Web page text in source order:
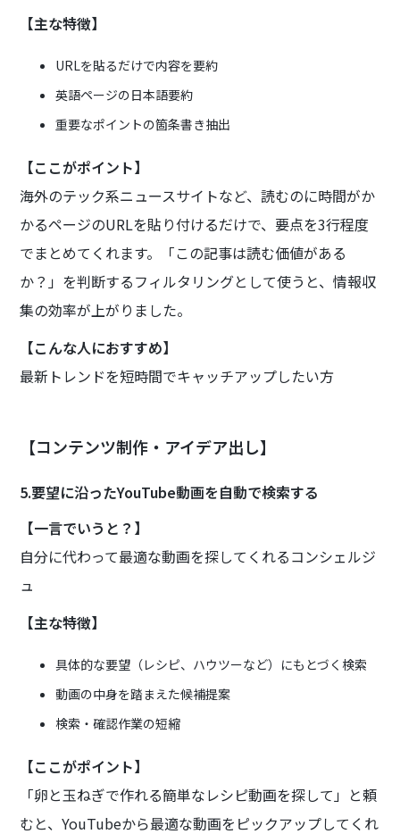
【主な特徴】
URLを貼るだけで内容を要約
英語ページの日本語要約
重要なポイントの箇条書き抽出
【ここがポイント】
海外のテック系ニュースサイトなど、読むのに時間がか
かるページのURLを貼り付けるだけで、要点を3行程度
でまとめてくれます。「この記事は読む価値がある
か？」を判断するフィルタリングとして使うと、情報収
集の効率が上がりました。
【こんな人におすすめ】
最新トレンドを短時間でキャッチアップしたい方
【コンテンツ制作・アイデア出し】
5.要望に沿ったYouTube動画を自動で検索する
【一言でいうと？】
自分に代わって最適な動画を探してくれるコンシェルジ
ュ
【主な特徴】
具体的な要望（レシピ、ハウツーなど）にもとづく検索
動画の中身を踏まえた候補提案
検索・確認作業の短縮
【ここがポイント】
「卵と玉ねぎで作れる簡単なレシピ動画を探して」と頼
むと、YouTubeから最適な動画をピックアップしてくれ